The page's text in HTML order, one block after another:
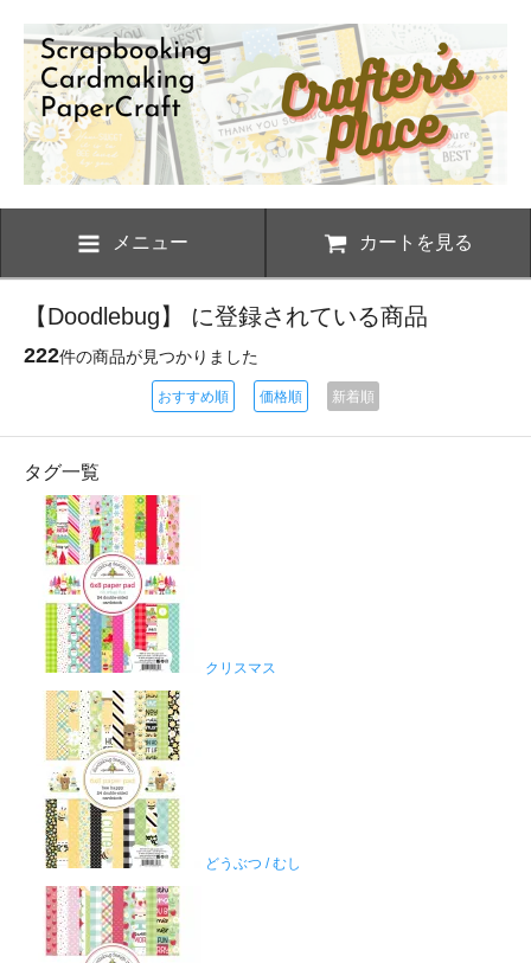
メニュー カートを見る
【Doodlebug】 に登録されている商品
222件の商品が見つかりました
おすすめ順 価格順 新着順
タグ一覧
クリスマス
どうぶつ / むし